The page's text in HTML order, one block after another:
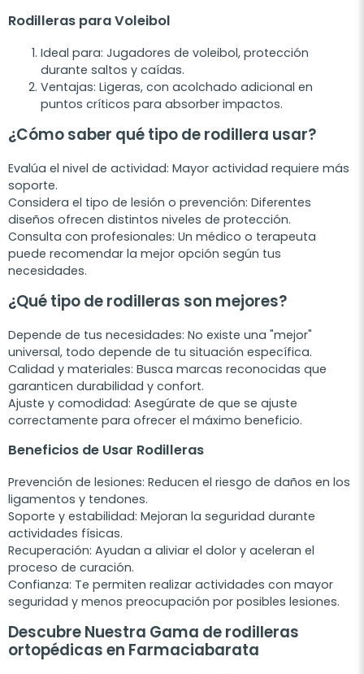
Rodilleras para Voleibol
Ideal para: Jugadores de voleibol, protección
durante saltos y caídas.
Ventajas: Ligeras, con acolchado adicional en
puntos críticos para absorber impactos.
¿Cómo saber qué tipo de rodillera usar?
Evalúa el nivel de actividad: Mayor actividad requiere más
soporte.
Considera el tipo de lesión o prevención: Diferentes
diseños ofrecen distintos niveles de protección.
Consulta con profesionales: Un médico o terapeuta
puede recomendar la mejor opción según tus
necesidades.
¿Qué tipo de rodilleras son mejores?
Depende de tus necesidades: No existe una "mejor"
universal, todo depende de tu situación específica.
Calidad y materiales: Busca marcas reconocidas que
garanticen durabilidad y confort.
Ajuste y comodidad: Asegúrate de que se ajuste
correctamente para ofrecer el máximo beneficio.
Beneficios de Usar Rodilleras
Prevención de lesiones: Reducen el riesgo de daños en los
ligamentos y tendones.
Soporte y estabilidad: Mejoran la seguridad durante
actividades físicas.
Recuperación: Ayudan a aliviar el dolor y aceleran el
proceso de curación.
Confianza: Te permiten realizar actividades con mayor
seguridad y menos preocupación por posibles lesiones.
Descubre Nuestra Gama de rodilleras
ortopédicas en Farmaciabarata